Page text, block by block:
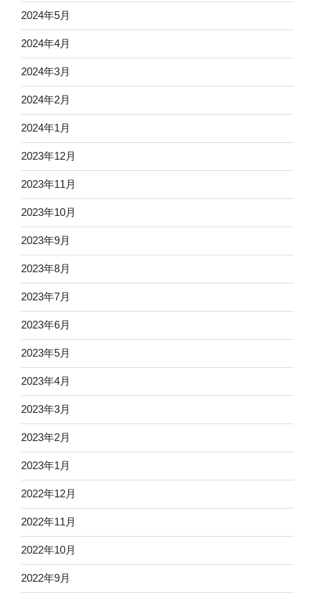
2024年5月
2024年4月
2024年3月
2024年2月
2024年1月
2023年12月
2023年11月
2023年10月
2023年9月
2023年8月
2023年7月
2023年6月
2023年5月
2023年4月
2023年3月
2023年2月
2023年1月
2022年12月
2022年11月
2022年10月
2022年9月